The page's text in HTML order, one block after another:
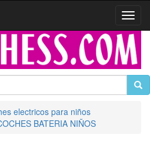
electricos para niños
BATERIA NIÑOS